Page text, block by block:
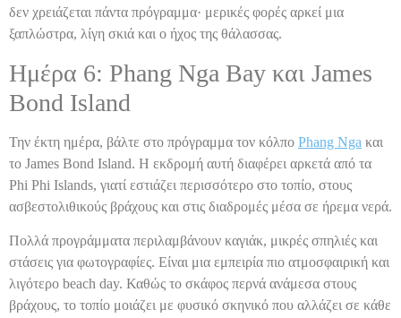
δεν χρειάζεται πάντα πρόγραμμα· μερικές φορές αρκεί μια
ξαπλώστρα, λίγη σκιά και ο ήχος της θάλασσας.
Ημέρα 6: Phang Nga Bay και James
Bond Island
Την έκτη ημέρα, βάλτε στο πρόγραμμα τον κόλπο Phang Nga και
το James Bond Island. Η εκδρομή αυτή διαφέρει αρκετά από τα
Phi Phi Islands, γιατί εστιάζει περισσότερο στο τοπίο, στους
ασβεστολιθικούς βράχους και στις διαδρομές μέσα σε ήρεμα νερά.
Πολλά προγράμματα περιλαμβάνουν καγιάκ, μικρές σπηλιές και
στάσεις για φωτογραφίες. Είναι μια εμπειρία πιο ατμοσφαιρική και
λιγότερο beach day. Καθώς το σκάφος περνά ανάμεσα στους
βράχους, το τοπίο μοιάζει με φυσικό σκηνικό που αλλάζει σε κάθε